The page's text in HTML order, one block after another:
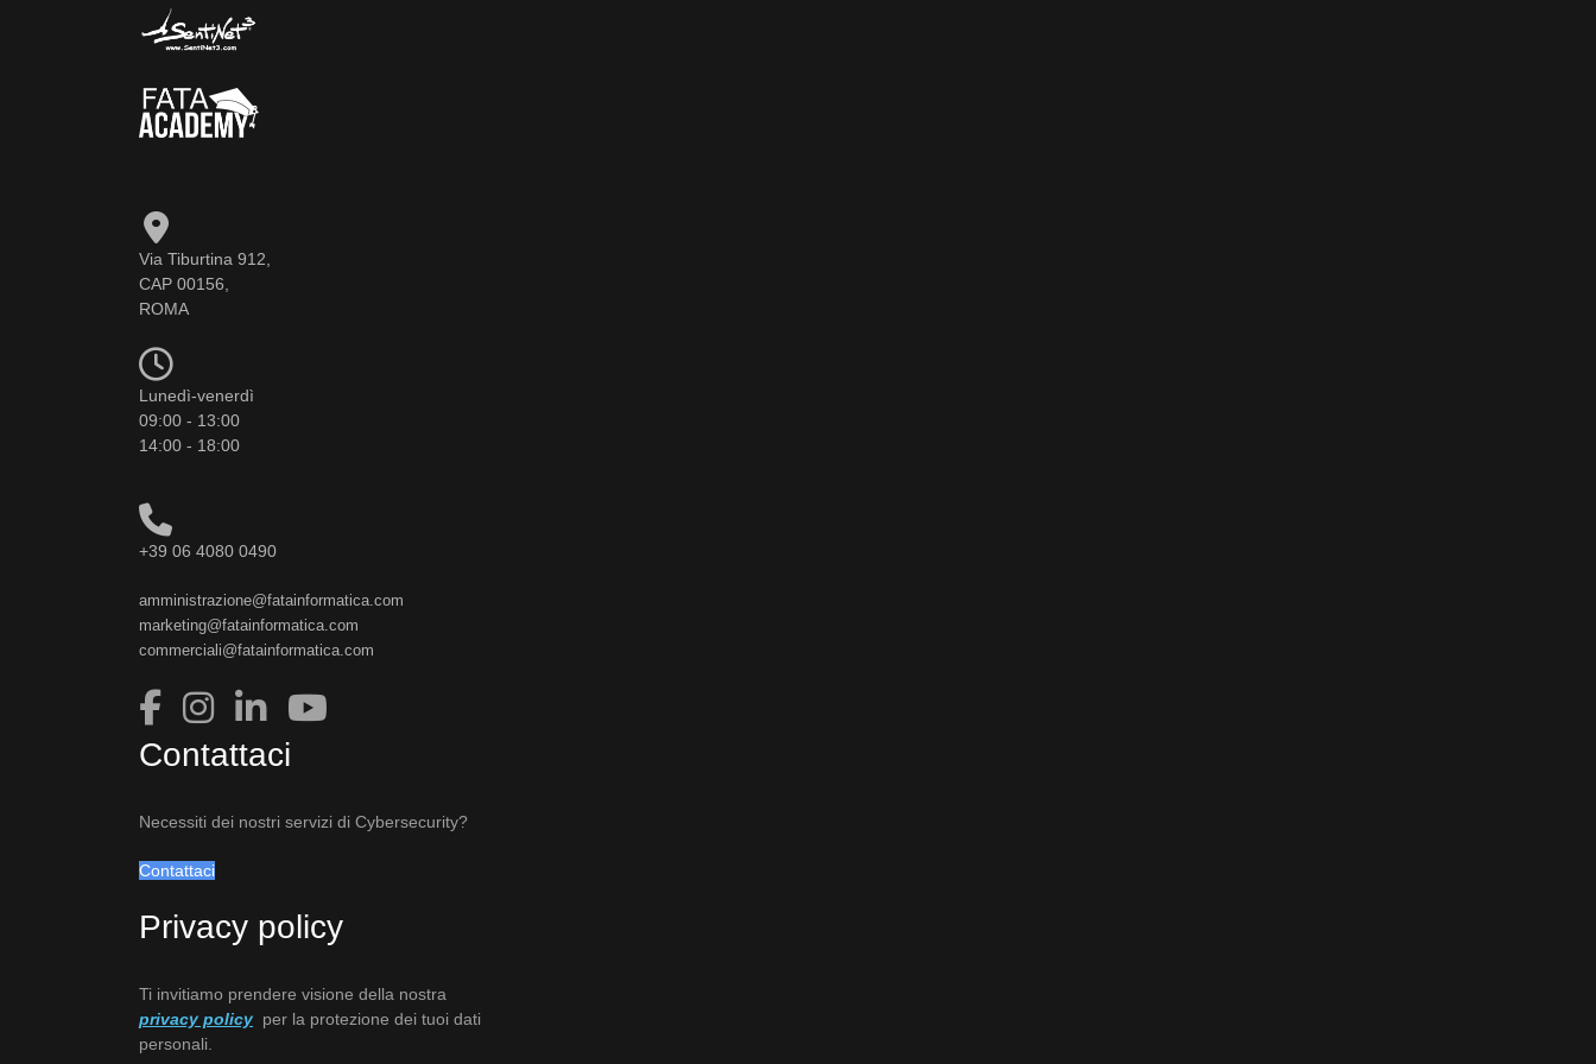
Via Tiburtina 912,
CAP 00156,
ROMA
Lunedì-venerdì
09:00 - 13:00
14:00 - 18:00
+39 06 4080 0490
amministrazione@fatainformatica.com
marketing@fatainformatica.com
commerciali@fatainformatica.com
Contattaci
Necessiti dei nostri servizi di Cybersecurity?
Contattaci
Privacy policy
Ti invitiamo prendere visione della nostra
privacy policy per la protezione dei tuoi dati
personali.